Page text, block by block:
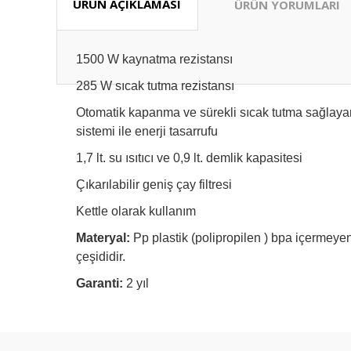
ÜRÜN AÇIKLAMASI ÜRÜN YORUMLARI
1500 W kaynatma rezistansı
285 W sıcak tutma rezistansı
Otomatik kapanma ve sürekli sıcak tutma
sistemi ile enerji tasarrufu
1,7 lt. su ısıtıcı ve 0,9 lt. demlik kapasitesi
Çıkarılabilir geniş çay filtresi
Kettle olarak kullanım
Materyal: Pp plastik (polipropilen ) bpa
çeşididir.
Garanti: 2 yıl